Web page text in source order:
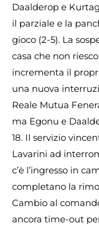
Daalderop e
il parziale e la
gioco (2-5). La
casa che non
incrementa il
una nuova
Reale Mutua
ma Egonu e
18. Il servizio
Lavarini ad
c’è l’ingresso in
completano la
Cambio al
ancora time-out